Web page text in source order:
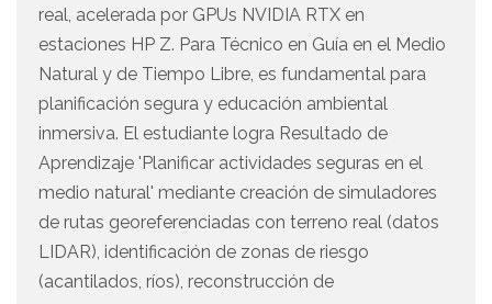
real, acelerada por GPUs NVIDIA RTX en
estaciones HP Z. Para Técnico en Guía en el Medio
Natural y de Tiempo Libre, es fundamental para
planificación segura y educación ambiental
inmersiva. El estudiante logra Resultado de
Aprendizaje 'Planificar actividades seguras en el
medio natural' mediante creación de simuladores
de rutas georeferenciadas con terreno real (datos
LIDAR), identificación de zonas de riesgo
(acantilados, ríos), reconstrucción de